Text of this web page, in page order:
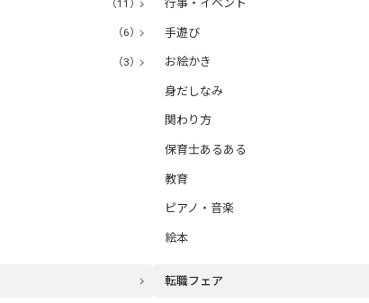
（11）
（6）
（3）
行事・イベント
手遊び
お絵かき
身だしなみ
関わり方
保育士あるある
教育
ピアノ・音楽
絵本
転職フェア